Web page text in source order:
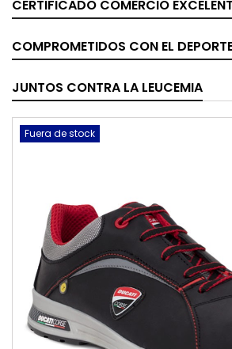
CERTIFICADO COMERCIO
COMPROMETIDOS CON EL
JUNTOS CONTRA LA LEUCEMIA
Fuera de stock